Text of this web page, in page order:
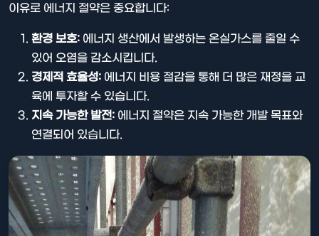
이유로 에너지 절약은 중요합니다:
환경 보호: 에너지 생산에서 발생하는 온실가스를 줄일 수
있어 오염을 감소시킵니다.
경제적 효율성: 에너지 비용 절감을 통해 더 많은 재정을 교
육에 투자할 수 있습니다.
지속 가능한 발전: 에너지 절약은 지속 가능한 개발 목표와
연결되어 있습니다.